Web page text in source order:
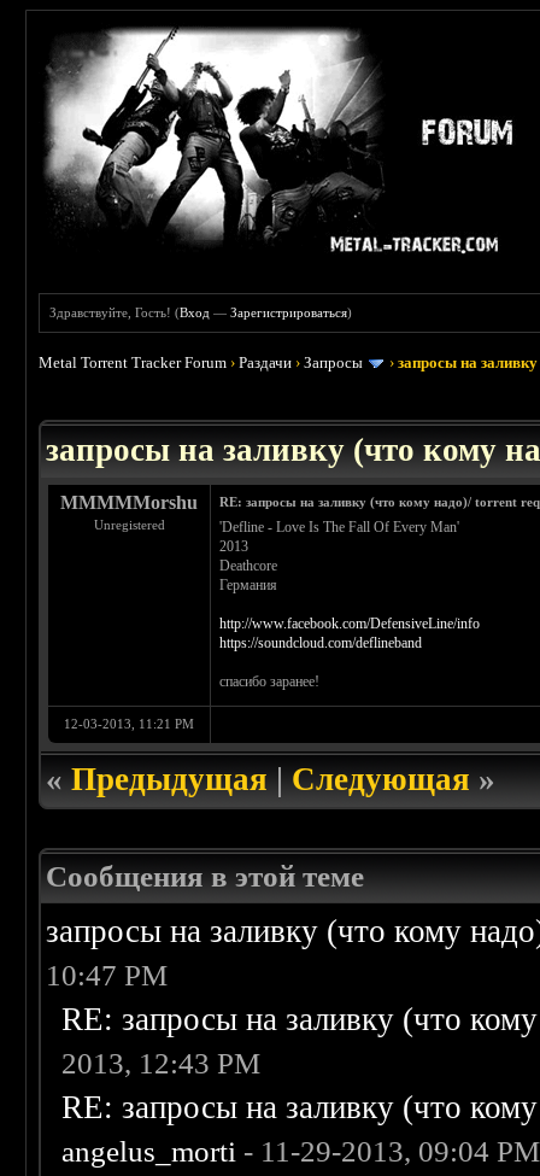
Здравствуйте, Гость! (Вход —Зарегистрироваться)
Metal Torrent Tracker Forum ›Раздачи ›Запросы ›запросы на
запросы на заливку (что кому
MMMMMorshu
Unregistered
RE: запросы на заливку (что кому надо)/ torrent
'Defline - Love Is The Fall Of Every Man'
2013
Deathcore
Германия
http://www.facebook.com/DefensiveLine/info
https://soundcloud.com/deflineband
спасибо заранее!
12-03-2013, 11:21 PM
«Предыдущая|Следующая»
Сообщения в этой теме
запросы на заливку (что кому
10:47 PM
RE: запросы на заливку (что
2013, 12:43 PM
RE: запросы на заливку (что
angelus_morti - 11-29-2013, 09:04 PM